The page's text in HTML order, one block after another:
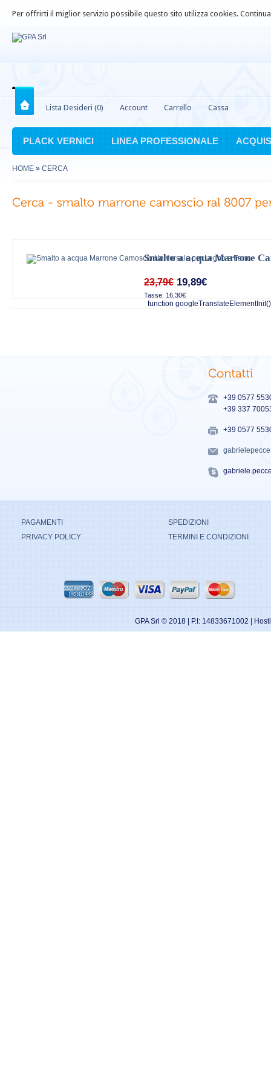
Per offrirti il miglior servizio possibile questo sito utilizza cookies.
Lista Desideri (0) Account Carrello Cassa
PLACK VERNICI LINEA PROFESSIONALE
HOME » CERCA
23,79€ 19,89€
Tasse: 16,30€
Smalto a acqua Marrone
function
+39 0577
+39 337
+39 0577
PAGAMENTI
PRIVACY POLICY
SPEDIZIONI
TERMINI E CONDIZIONI
GPA Srl © 2018 | P.I: 14833671002 |